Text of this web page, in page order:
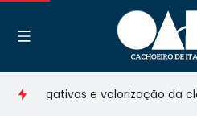
e valorização da